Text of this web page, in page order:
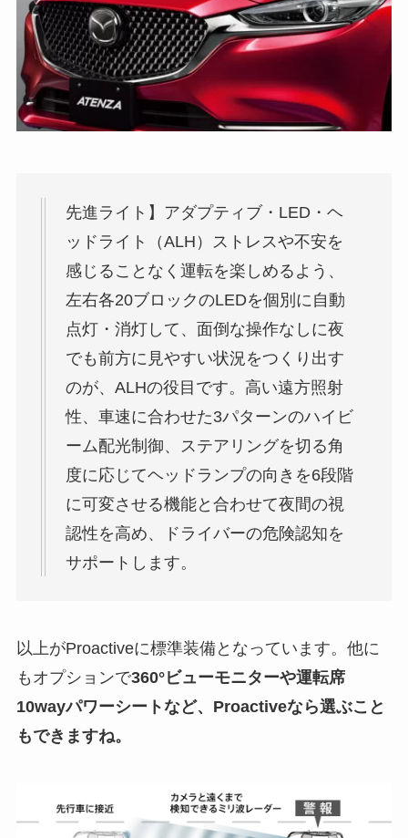
先進ライト】アダプティブ・LED・ヘ
ッドライト（ALH）ストレスや不安を
感じることなく運転を楽しめるよう、
左右各20ブロックのLEDを個別に自動
点灯・消灯して、面倒な操作なしに夜
でも前方に見やすい状況をつくり出す
のが、ALHの役目です。高い遠方照射
性、車速に合わせた3パターンのハイビ
ーム配光制御、ステアリングを切る角
度に応じてヘッドランプの向きを6段階
に可変させる機能と合わせて夜間の視
認性を高め、ドライバーの危険認知を
サポートします。
以上がProactiveに標準装備となっています。他に
もオプションで360°ビューモニターや運転席
10wayパワーシートなど、Proactiveなら選ぶこと
もできますね。